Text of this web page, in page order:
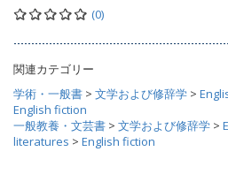
(0)
関連カテゴリー
学術・一般書 > 文学および修辞学 >
English fiction
一般教養・文芸書 > 文学および修辞学 >
literatures > English fiction